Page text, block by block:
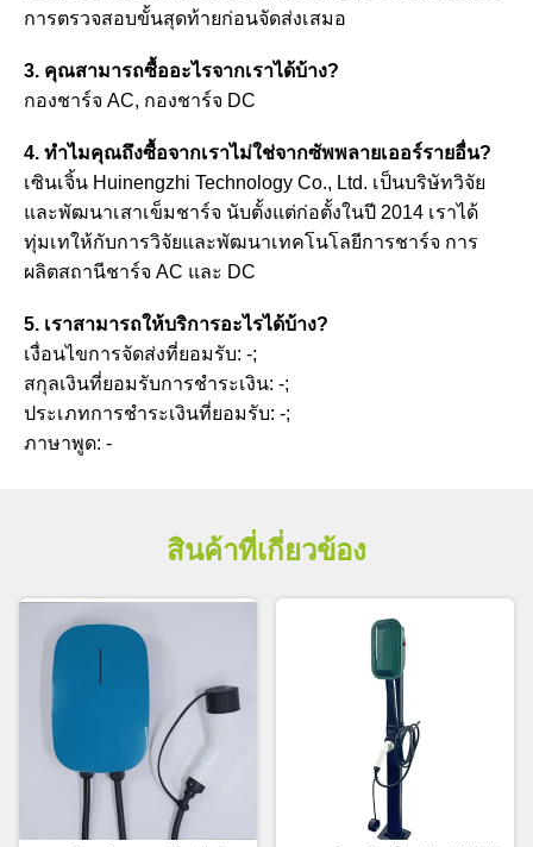
การตรวจสอบขั้นสุดท้ายก่อนจัดส่งเสมอ
3. คุณสามารถซื้ออะไรจากเราได้บ้าง?
กองชาร์จ AC, กองชาร์จ DC
4. ทำไมคุณถึงซื้อจากเราไม่ใช่จากซัพพลายเออร์รายอื่น?
เซินเจิ้น Huinengzhi Technology Co., Ltd. เป็นบริษัทวิจัย
และพัฒนาเสาเข็มชาร์จ นับตั้งแต่ก่อตั้งในปี 2014 เราได้
ทุ่มเทให้กับการวิจัยและพัฒนาเทคโนโลยีการชาร์จ การ
ผลิตสถานีชาร์จ AC และ DC
5. เราสามารถให้บริการอะไรได้บ้าง?
เงื่อนไขการจัดส่งที่ยอมรับ: -;
สกุลเงินที่ยอมรับการชำระเงิน: -;
ประเภทการชำระเงินที่ยอมรับ: -;
ภาษาพูด: -
สินค้าที่เกี่ยวข้อง